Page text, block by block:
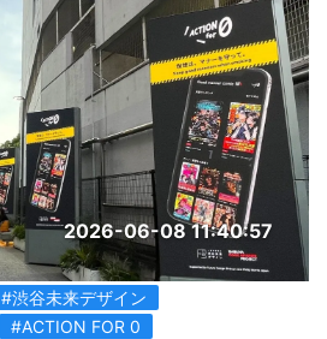
2026-06-08 11:40:57
#渋谷未来デザイン
#ACTION FOR 0